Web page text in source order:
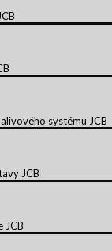
systému JCB
JCB
JCB